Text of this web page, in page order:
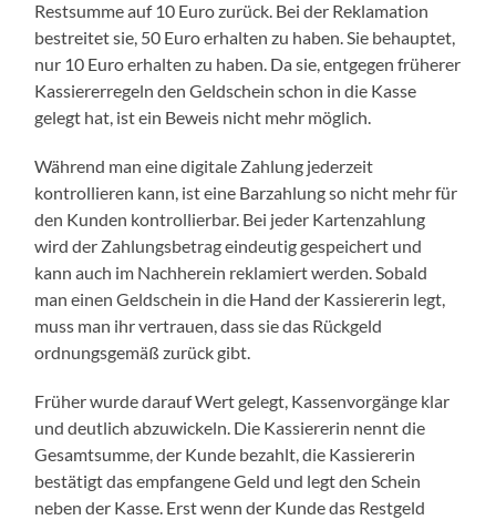
Restsumme auf 10 Euro zurück. Bei der Reklamation
bestreitet sie, 50 Euro erhalten zu haben. Sie behauptet,
nur 10 Euro erhalten zu haben. Da sie, entgegen früherer
Kassiererregeln den Geldschein schon in die Kasse
gelegt hat, ist ein Beweis nicht mehr möglich.
Während man eine digitale Zahlung jederzeit
kontrollieren kann, ist eine Barzahlung so nicht mehr für
den Kunden kontrollierbar. Bei jeder Kartenzahlung
wird der Zahlungsbetrag eindeutig gespeichert und
kann auch im Nachherein reklamiert werden. Sobald
man einen Geldschein in die Hand der Kassiererin legt,
muss man ihr vertrauen, dass sie das Rückgeld
ordnungsgemäß zurück gibt.
Früher wurde darauf Wert gelegt, Kassenvorgänge klar
und deutlich abzuwickeln. Die Kassiererin nennt die
Gesamtsumme, der Kunde bezahlt, die Kassiererin
bestätigt das empfangene Geld und legt den Schein
neben der Kasse. Erst wenn der Kunde das Restgeld